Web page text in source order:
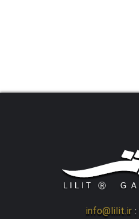
:
info@lilit.ir